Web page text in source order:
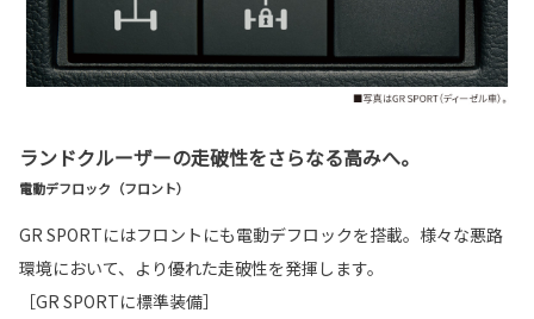
ランドクルーザーの走破性をさらなる高みへ。
電動デフロック（フロント）
GR SPORTにはフロントにも電動デフロックを搭載。様々な悪路
環境において、より優れた走破性を発揮します。
［GR SPORTに標準装備］